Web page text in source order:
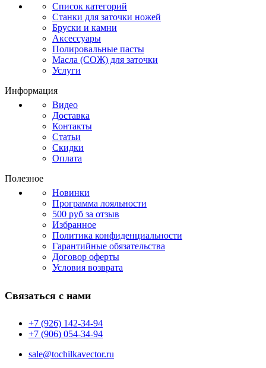
Список категорий
Станки для заточки ножей
Бруски и камни
Аксессуары
Полировальные пасты
Масла (СОЖ) для заточки
Услуги
Информация
Видео
Доставка
Контакты
Статьи
Скидки
Оплата
Полезное
Новинки
Программа лояльности
500 руб за отзыв
Избранное
Политика конфиденциальности
Гарантийные обязательства
Договор оферты
Условия возврата
Связаться с нами
+7 (926) 142-34-94
+7 (906) 054-34-94
sale@tochilkavector.ru